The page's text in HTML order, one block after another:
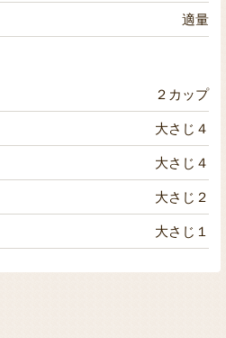
適量
２カップ
大さじ４
大さじ４
大さじ２
大さじ１